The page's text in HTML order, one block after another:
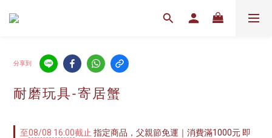
分享到
耐磨玩具-寄居蟹
至08/08 16:00截止 指定商品，父親節免運｜消費滿1000元 即